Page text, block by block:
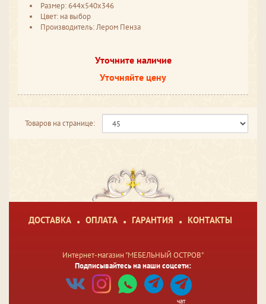
Размер: 644х540х346
Цвет: на выбор
Производитель: Лером Пенза
Уточните наличие
Уточняйте цену
Товаров на странице:
ДОСТАВКА ОПЛАТА ГАРАНТИЯ КОНТАКТЫ
Интернет-магазин "МЕБЕЛЬНЫЙ ОСТРОВ"
Подписывайтесь на наши соцсети:
чат